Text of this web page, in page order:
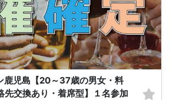
鹿児島【20～37歳の男女・料
交換あり・着席型】１名参加